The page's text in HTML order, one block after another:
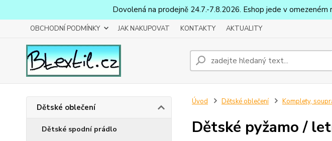
Dovolená na prodejně 24.7.-7.8.2026. Eshop jede v
OBCHODNÍ PODMÍNKY JAK NAKUPOVAT KONTAKTY AKTUALITY
Dětské oblečení
Dětské spodní prádlo
Úvod Dětské oblečení Komplety,
Dětské pyžamo /